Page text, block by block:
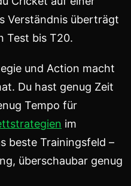
Verständnis überträgt
Test bis T20.
und Action macht
Du hast genug Zeit
Tempo für
im
beste Trainingsfeld –
überschaubar genug